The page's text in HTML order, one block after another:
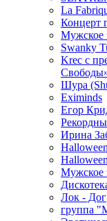
La
Концерт
Мужское
Swanky
Krec с
Шура
Eximinds
Егор
Ирина
Halloween
Мужское
Лок - Дог
группа